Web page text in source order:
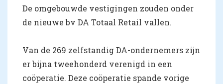
De omgebouwde vestigingen zouden onder
de nieuwe bv DA Totaal Retail vallen.
Van de 269 zelfstandig DA-ondernemers zijn
er bijna tweehonderd verenigd in een
coöperatie. Deze coöperatie spande vorige